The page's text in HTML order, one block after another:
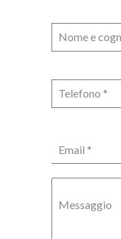
Nome e
Telefono *
Email *
Messaggio